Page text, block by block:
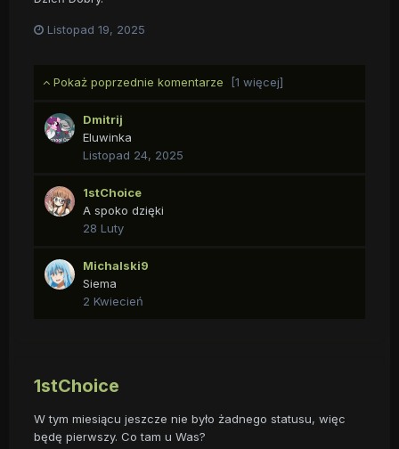
Listopad 19, 2025
Pokaż poprzednie komentarze [1 więcej]
Dmitrij
Eluwinka
Listopad 24, 2025
1stChoice
A spoko dzięki
28 Luty
Michalski9
Siema
2 Kwiecień
1stChoice
W tym miesiącu jeszcze nie było żadnego statusu, więc
będę pierwszy. Co tam u Was?